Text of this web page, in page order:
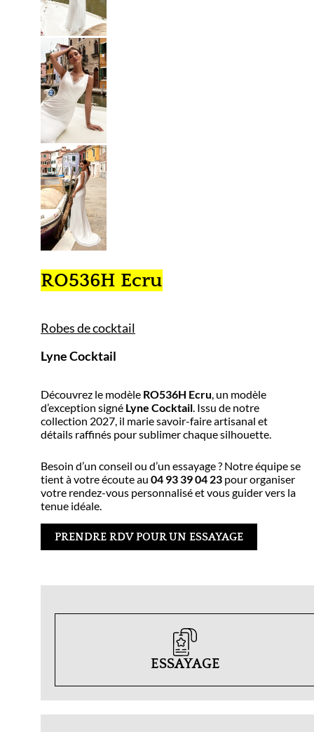
RO536H Ecru
Robes de cocktail
Lyne Cocktail
Découvrez le modèle RO536H Ecru, un modèle
d’exception signé Lyne Cocktail. Issu de notre
collection 2027, il marie savoir-faire artisanal et
détails raffinés pour sublimer chaque silhouette.
Besoin d’un conseil ou d’un essayage ? Notre équipe se
tient à votre écoute au 04 93 39 04 23 pour organiser
votre rendez-vous personnalisé et vous guider vers la
tenue idéale.
PRENDRE RDV POUR UN ESSAYAGE
ESSAYAGE